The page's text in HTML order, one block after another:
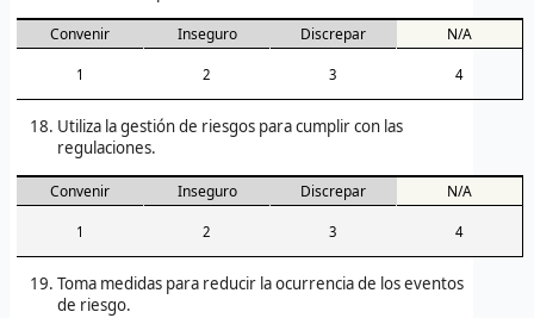
Convenir Inseguro Discrepar N/A
1 2 3 4
Utiliza la gestión de riesgos para cumplir con las
regulaciones.
Convenir Inseguro Discrepar N/A
1 2 3 4
Toma medidas para reducir la ocurrencia de los eventos
de riesgo.